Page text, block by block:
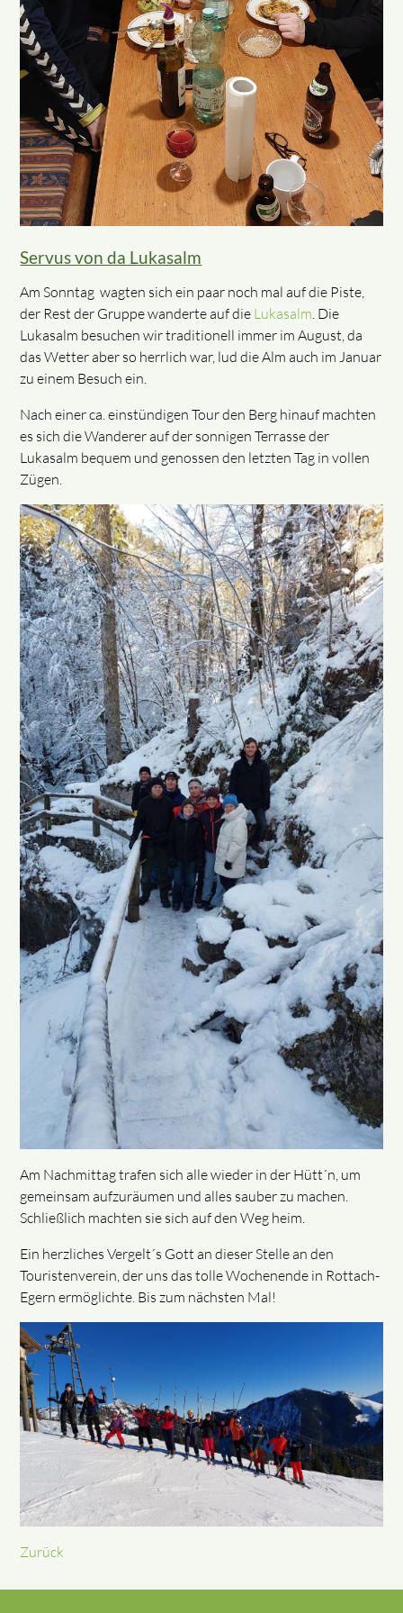
Servus von da Lukasalm
Am Sonntag wagten sich ein paar noch mal auf die Piste,
der Rest der Gruppe wanderte auf die Lukasalm. Die
Lukasalm besuchen wir traditionell immer im August, da
das Wetter aber so herrlich war, lud die Alm auch im Januar
zu einem Besuch ein.
Nach einer ca. einstündigen Tour den Berg hinauf machten
es sich die Wanderer auf der sonnigen Terrasse der
Lukasalm bequem und genossen den letzten Tag in vollen
Zügen.
Am Nachmittag trafen sich alle wieder in der Hütt´n, um
gemeinsam aufzuräumen und alles sauber zu machen.
Schließlich machten sie sich auf den Weg heim.
Ein herzliches Vergelt´s Gott an dieser Stelle an den
Touristenverein, der uns das tolle Wochenende in Rottach-
Egern ermöglichte. Bis zum nächsten Mal!
Zurück